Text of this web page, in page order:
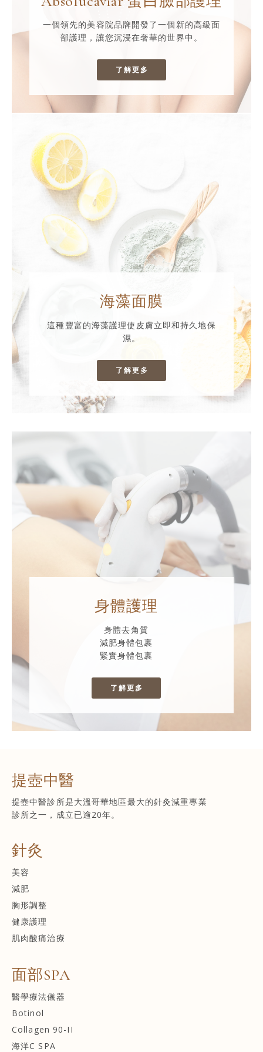
一個領先的美容院品牌開發了一個新的高級面
部護理，讓您沉浸在奢華的世界中。
了解更多
海藻面膜
這種豐富的海藻護理使皮膚立即和持久地保
濕。
了解更多
身體護理
身體去角質
減肥身體包裹
緊實身體包裹
了解更多
提壺中醫
提壺中醫診所是大溫哥華地區最大的針灸減重專業
診所之一，成立已逾20年。
針灸
美容
減肥
胸形調整
健康護理
肌肉酸痛治療
面部SPA
醫學療法儀器
Botinol
Collagen 90-II
海洋C SPA